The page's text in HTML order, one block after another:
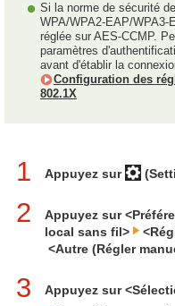
Si la norme de sécurité
WPA/WPA2-EAP/WPA3-
réglée sur AES-CCMP.
paramètres
avant d'établir la
Configuration des
802.1X
1 Appuyez sur
2 Appuyez sur
local sans fil>
<Autre (Régler
3 Appuyez sur